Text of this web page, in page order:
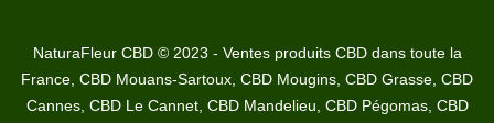
NaturaFleur CBD © 2023 - Ventes produits CBD dans toute la
France, CBD Mouans-Sartoux, CBD Mougins, CBD Grasse, CBD
Cannes, CBD Le Cannet, CBD Mandelieu, CBD Pégomas, CBD